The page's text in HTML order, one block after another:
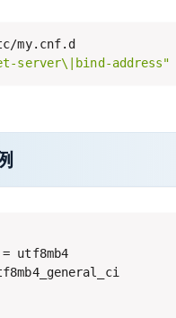
server\|bind-address"
utf8mb4